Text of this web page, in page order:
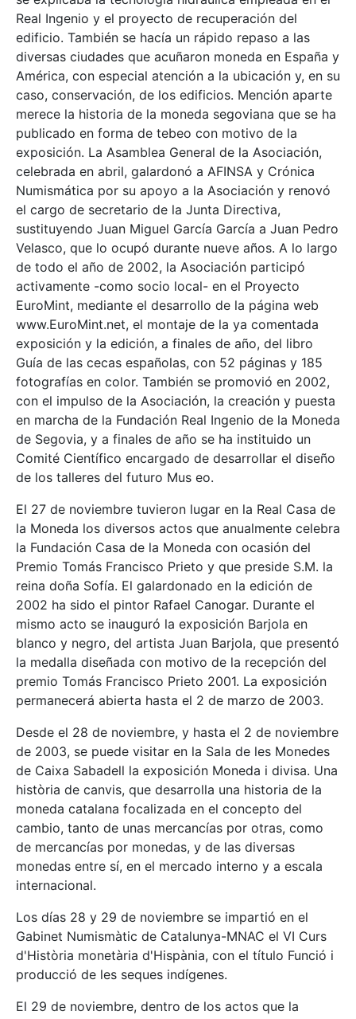
Real Ingenio y el proyecto de recuperación del
edificio. También se hacía un rápido repaso a las
diversas ciudades que acuñaron moneda en España y
América, con especial atención a la ubicación y, en su
caso, conservación, de los edificios. Mención aparte
merece la historia de la moneda segoviana que se ha
publicado en forma de tebeo con motivo de la
exposición. La Asamblea General de la Asociación,
celebrada en abril, galardonó a AFINSA y Crónica
Numismática por su apoyo a la Asociación y renovó
el cargo de secretario de la Junta Directiva,
sustituyendo Juan Miguel García García a Juan Pedro
Velasco, que lo ocupó durante nueve años. A lo largo
de todo el año de 2002, la Asociación participó
activamente -como socio local- en el Proyecto
EuroMint, mediante el desarrollo de la página web
www.EuroMint.net, el montaje de la ya comentada
exposición y la edición, a finales de año, del libro
Guía de las cecas españolas, con 52 páginas y 185
fotografías en color. También se promovió en 2002,
con el impulso de la Asociación, la creación y puesta
en marcha de la Fundación Real Ingenio de la Moneda
de Segovia, y a finales de año se ha instituido un
Comité Científico encargado de desarrollar el diseño
de los talleres del futuro Mus eo.
El 27 de noviembre tuvieron lugar en la Real Casa de
la Moneda los diversos actos que anualmente celebra
la Fundación Casa de la Moneda con ocasión del
Premio Tomás Francisco Prieto y que preside S.M. la
reina doña Sofía. El galardonado en la edición de
2002 ha sido el pintor Rafael Canogar. Durante el
mismo acto se inauguró la exposición Barjola en
blanco y negro, del artista Juan Barjola, que presentó
la medalla diseñada con motivo de la recepción del
premio Tomás Francisco Prieto 2001. La exposición
permanecerá abierta hasta el 2 de marzo de 2003.
Desde el 28 de noviembre, y hasta el 2 de noviembre
de 2003, se puede visitar en la Sala de les Monedes
de Caixa Sabadell la exposición Moneda i divisa. Una
història de canvis, que desarrolla una historia de la
moneda catalana focalizada en el concepto del
cambio, tanto de unas mercancías por otras, como
de mercancías por monedas, y de las diversas
monedas entre sí, en el mercado interno y a escala
internacional.
Los días 28 y 29 de noviembre se impartió en el
Gabinet Numismàtic de Catalunya-MNAC el VI Curs
d'Història monetària d'Hispània, con el título Funció i
producció de les seques indígenes.
El 29 de noviembre, dentro de los actos que la